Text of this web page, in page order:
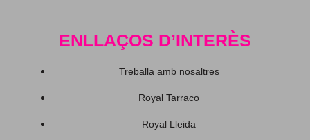
ENLLAÇOS D’INTERÈS
Treballa amb nosaltres
Royal Tarraco
Royal Lleida